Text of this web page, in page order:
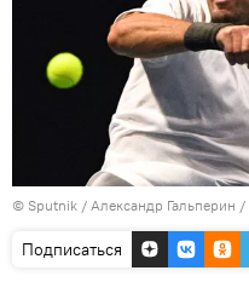
© Sputnik / Александр Гальперин /
Подписаться